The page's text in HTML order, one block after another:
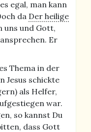
egal, man kann
da Der heilige
uns und Gott,
Er
Thema in der
Jesus schickte
als Helfer,
war.
so kannst Du
dass Gott